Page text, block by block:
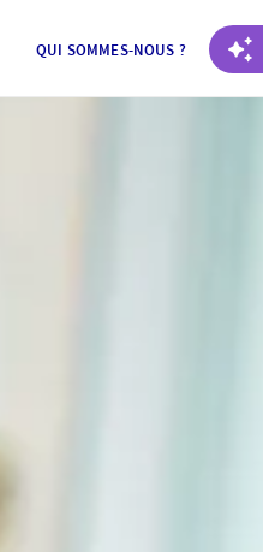
QUI SOMMES-NOUS ?